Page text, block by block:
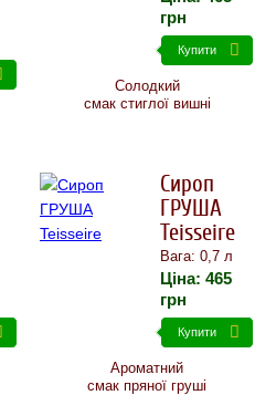
грн
Купити
Солодкий
смак стиглої вишні
Сироп
ГРУША
Teisseire
Вага: 0,7 л
Ціна: 465
грн
Купити
Ароматний
смак пряної груші